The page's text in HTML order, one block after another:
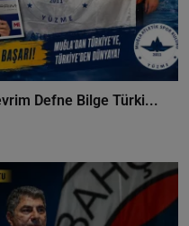
Defne Bilge Türki...